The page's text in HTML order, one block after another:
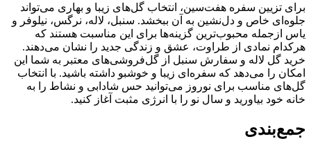
برای تزیین سفره هفت‌سین، انتخاب گل‌های زیبا و بهاری می‌تواند
جلوه‌ای خاص و دل‌نشین به آن ببخشد. سنبل، لاله، نرگس، نیلوفر و
یاس ازجمله محبوب‌ترین گزینه‌ها برای این مناسبت هستند که
هرکدام نمادی از طراوت، عشق و زندگی جدید را نشان می‌دهند.
خرید گل لاله و سفارش سنبل از گل‌فروشی‌های معتبر به شما این
امکان را می‌دهد که سفره‌ای زیبا و خوشبو داشته باشید. با انتخاب
گل‌های مناسب برای نوروز می‌توانید حس شادابی و نشاط را به
خانه خود بیاورید و سال نو را با انرژی مثبت آغاز کنید.
جمع‌بندی